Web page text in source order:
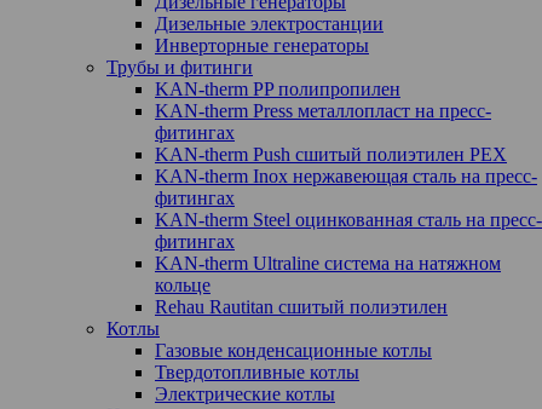
Дизельные электростанции
Инверторные генераторы
Трубы и фитинги
KAN-therm PP полипропилен
KAN-therm Рress металлопласт на пресс-
фитингах
KAN-therm Push сшитый полиэтилен PEX
KAN-therm Inox нержавеющая сталь на пресс-
фитингах
KAN-therm Steel оцинкованная сталь на пресс-
фитингах
KAN-therm Ultraline система на натяжном
кольце
Rehau Rautitan сшитый полиэтилен
Котлы
Газовые конденсационные котлы
Твердотопливные котлы
Электрические котлы